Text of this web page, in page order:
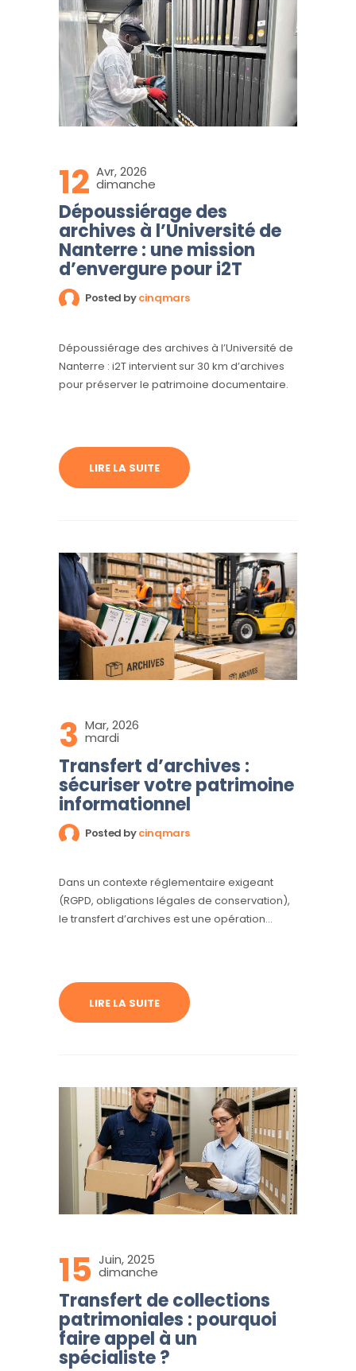
12 Avr, 2026
dimanche
Dépoussiérage des
archives à l’Université de
Nanterre : une mission
d’envergure pour i2T
Posted bycinqmars
Dépoussiérage des archives à l’Université de
Nanterre : i2T intervient sur 30 km d’archives
pour préserver le patrimoine documentaire.
LIRE LA SUITE
3 Mar, 2026
mardi
Transfert d’archives :
sécuriser votre patrimoine
informationnel
Posted bycinqmars
Dans un contexte réglementaire exigeant
(RGPD, obligations légales de conservation),
le transfert d’archives est une opération
irréprochable.
LIRE LA SUITE
15 Juin, 2025
dimanche
Transfert de collections
patrimoniales : pourquoi
faire appel à un
spécialiste ?